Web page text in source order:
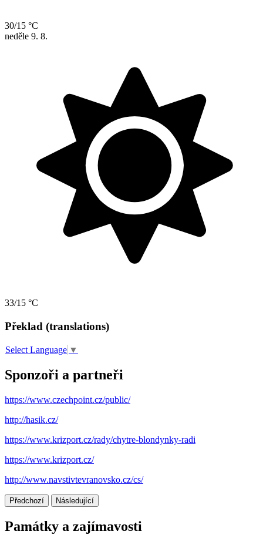
30/15 °C
neděle 9. 8.
33/15 °C
Překlad (translations)
Select Language ▼
Sponzoři a partneři
https://www.czechpoint.cz/public/
http://hasik.cz/
https://www.krizport.cz/rady/chytre-blondynky-radi
https://www.krizport.cz/
http://www.navstivtevranovsko.cz/cs/
Předchozí Následující
Památky a zajímavosti